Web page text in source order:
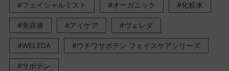
フェイシャルミスト オーガニック 化粧水
美容液 アイケア ヴェレダ
WELEDA ウチワサボテン フェイスケアシリーズ
サボテン